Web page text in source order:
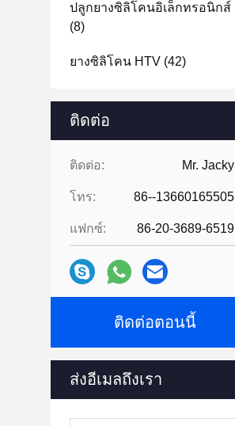
ปลูกยางซิลิโคนอิเล็กทรอนิกส์
(8)
ยางซิลิโคน HTV (42)
ติดต่อ
ติดต่อ: Mr. Jacky
โทร: 86--13660165505
แฟกซ์: 86-20-3689-6519
ติดต่อตอนนี้
ส่งอีเมลถึงเรา